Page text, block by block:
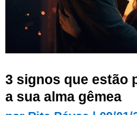
3 signos que estão
a sua alma gêmea